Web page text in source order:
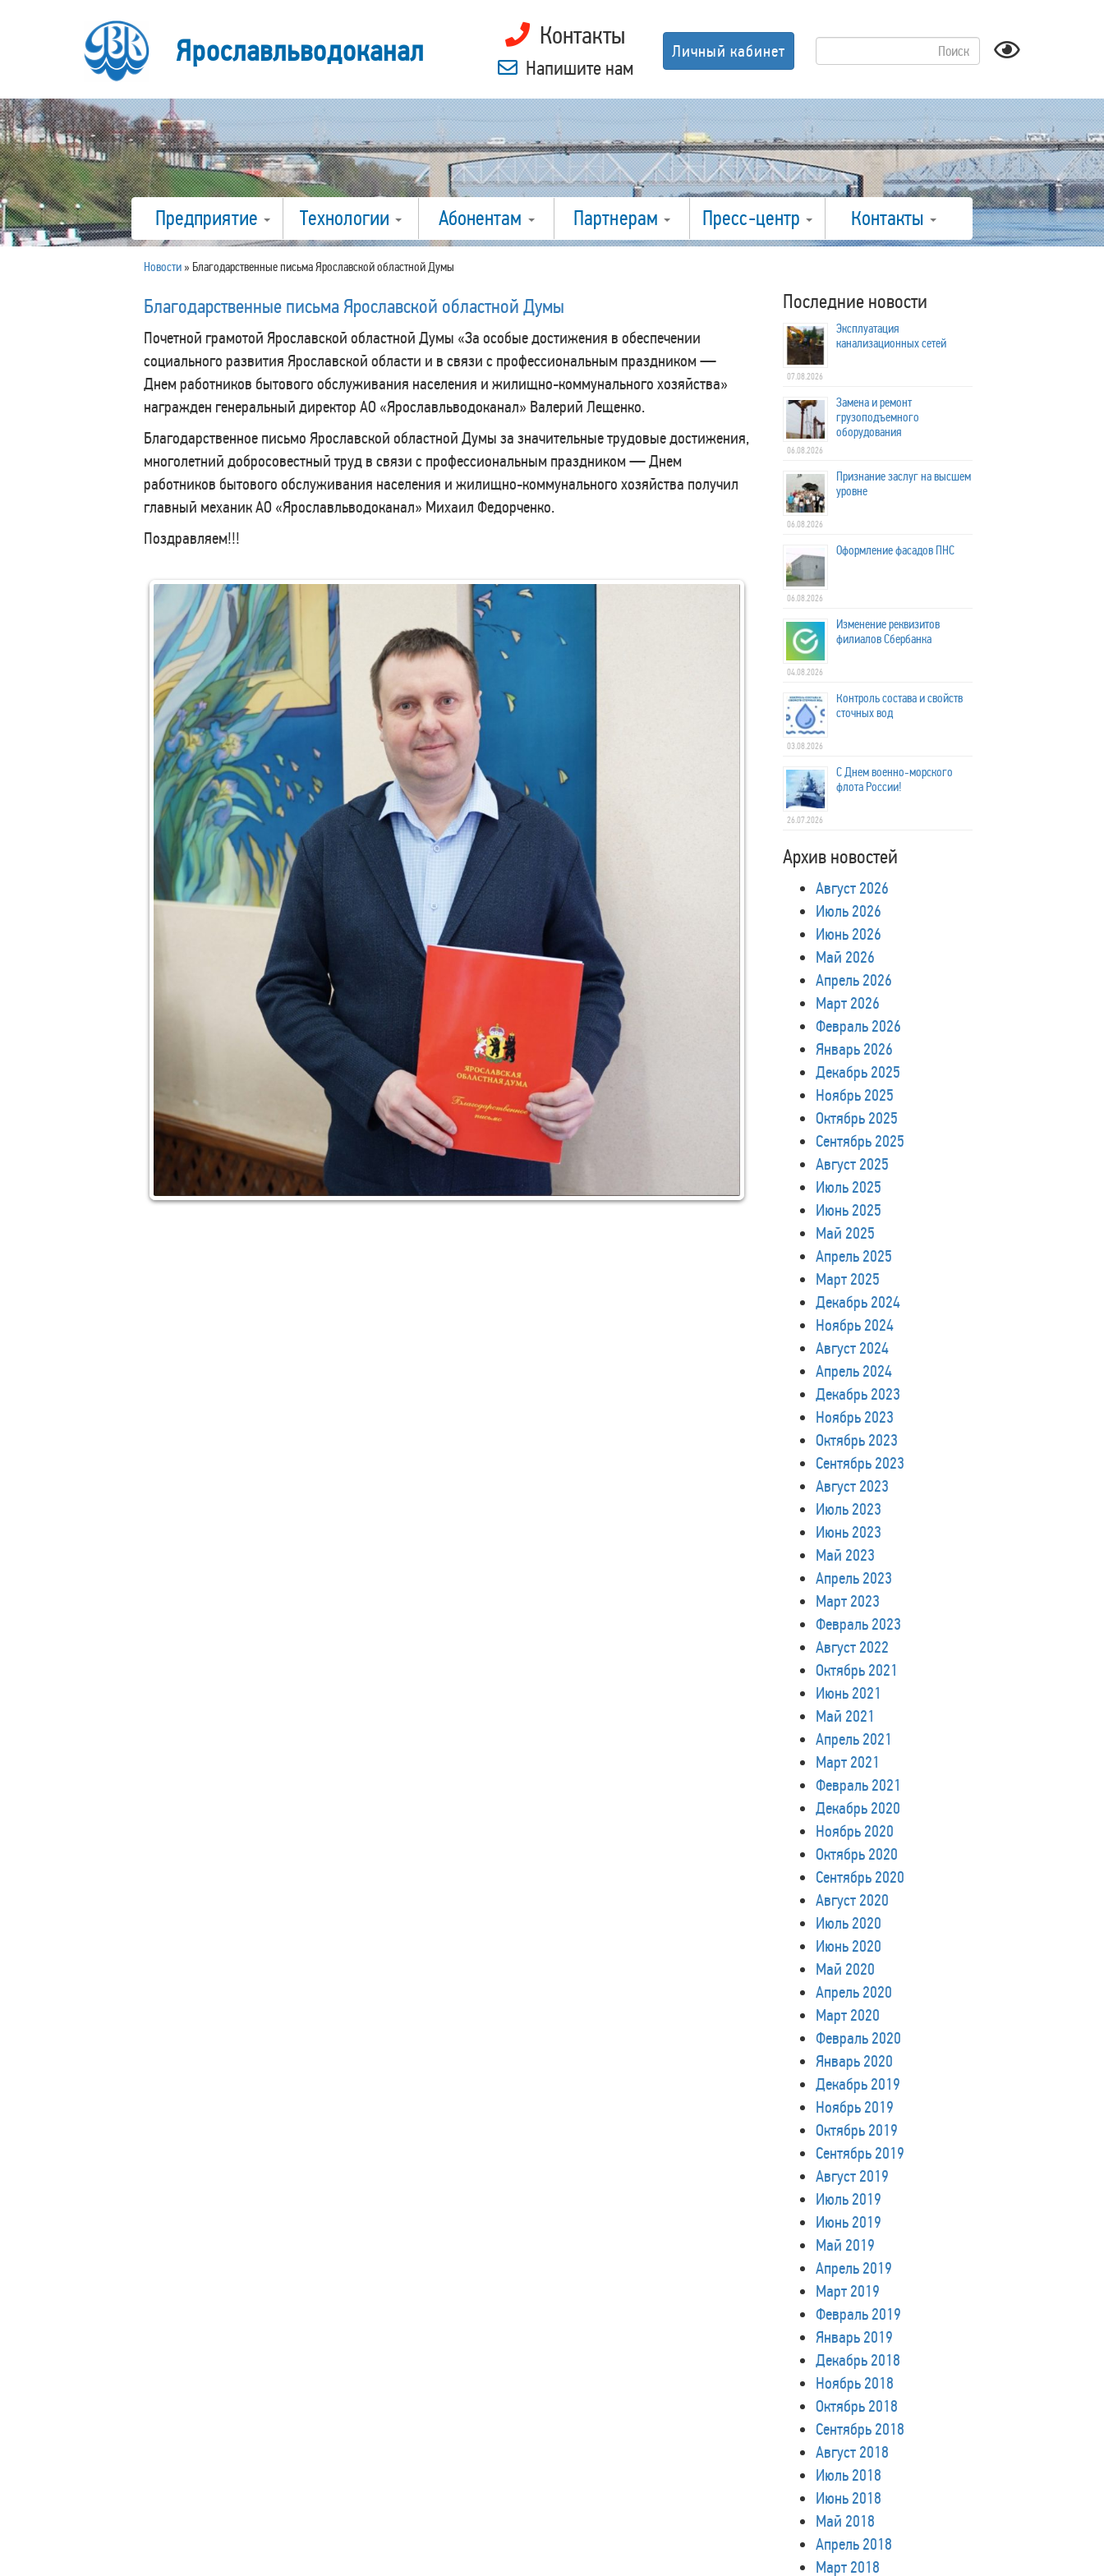
Ярославльводоканал Контакты
Напишите нам
Личный кабинет
Предприятие Технологии Абонентам Партнерам Пресс-центр Контакты
Новости » Благодарственные письма Ярославской областной Думы
Благодарственные письма Ярославской областной Думы
Почетной грамотой Ярославской областной Думы «За особые достижения в обеспечении
социального развития Ярославской области и в связи с профессиональным праздником —
Днем работников бытового обслуживания населения и жилищно-коммунального хозяйства»
награжден генеральный директор АО «Ярославльводоканал» Валерий Лещенко.
Благодарственное письмо Ярославской областной Думы за значительные трудовые достижения,
многолетний добросовестный труд в связи с профессиональным праздником — Днем
работников бытового обслуживания населения и жилищно-коммунального хозяйства получил
главный механик АО «Ярославльводоканал» Михаил Федорченко.
Поздравляем!!!
Последние новости
Эксплуатация
канализационных сетей
07.08.2026
Замена и ремонт
грузоподъемного
оборудования
06.08.2026
Признание заслуг на высшем
уровне
06.08.2026
Оформление фасадов ПНС
06.08.2026
Изменение реквизитов
филиалов Сбербанка
04.08.2026
Контроль состава и свойств
сточных вод
03.08.2026
С Днем военно-морского
флота России!
26.07.2026
Архив новостей
Август 2026
Июль 2026
Июнь 2026
Май 2026
Апрель 2026
Март 2026
Февраль 2026
Январь 2026
Декабрь 2025
Ноябрь 2025
Октябрь 2025
Сентябрь 2025
Август 2025
Июль 2025
Июнь 2025
Май 2025
Апрель 2025
Март 2025
Декабрь 2024
Ноябрь 2024
Август 2024
Апрель 2024
Декабрь 2023
Ноябрь 2023
Октябрь 2023
Сентябрь 2023
Август 2023
Июль 2023
Июнь 2023
Май 2023
Апрель 2023
Март 2023
Февраль 2023
Август 2022
Октябрь 2021
Июнь 2021
Май 2021
Апрель 2021
Март 2021
Февраль 2021
Декабрь 2020
Ноябрь 2020
Октябрь 2020
Сентябрь 2020
Август 2020
Июль 2020
Июнь 2020
Май 2020
Апрель 2020
Март 2020
Февраль 2020
Январь 2020
Декабрь 2019
Ноябрь 2019
Октябрь 2019
Сентябрь 2019
Август 2019
Июль 2019
Июнь 2019
Май 2019
Апрель 2019
Март 2019
Февраль 2019
Январь 2019
Декабрь 2018
Ноябрь 2018
Октябрь 2018
Сентябрь 2018
Август 2018
Июль 2018
Июнь 2018
Май 2018
Апрель 2018
Март 2018